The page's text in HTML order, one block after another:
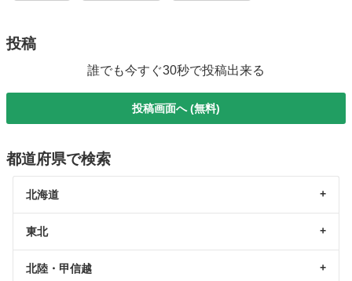
投稿
誰でも今すぐ30秒で投稿出来る
投稿画面へ (無料)
都道府県で検索
北海道
東北
北陸・甲信越